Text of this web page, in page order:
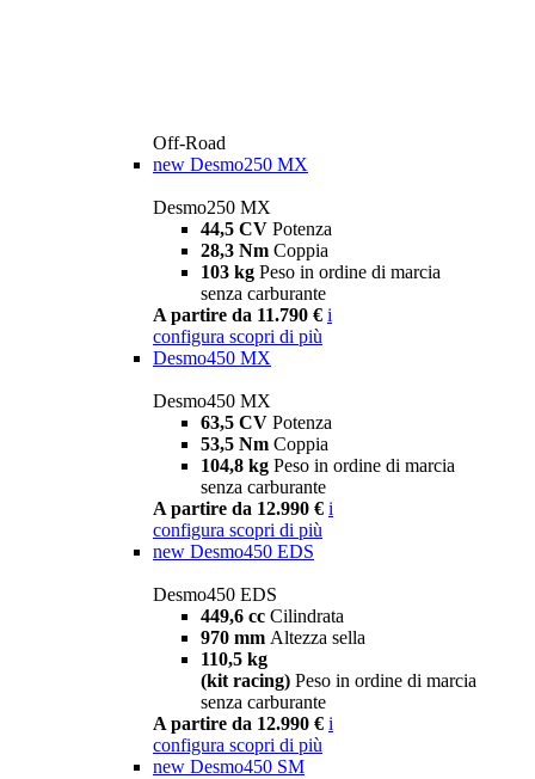
Off-Road
new Desmo250 MX
Desmo250 MX
44,5 CV Potenza
28,3 Nm Coppia
103 kg Peso in ordine di marcia
senza carburante
A partire da 11.790 € i
configura scopri di più
Desmo450 MX
Desmo450 MX
63,5 CV Potenza
53,5 Nm Coppia
104,8 kg Peso in ordine di marcia
senza carburante
A partire da 12.990 € i
configura scopri di più
new Desmo450 EDS
Desmo450 EDS
449,6 cc Cilindrata
970 mm Altezza sella
110,5 kg
(kit racing) Peso in ordine di marcia
senza carburante
A partire da 12.990 € i
configura scopri di più
new Desmo450 SM